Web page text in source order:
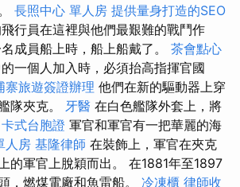
長照中心 單人房 提供量身打造的SEO
行員在這裡與他們最艱難的戰鬥作
成員船上時，船上船戴了。 茶會點心
一個人加入時，必須抬高指揮官國
寨旅遊簽證辦理 他們在新的驅動器上穿
隊夾克。 牙醫 在白色艦隊外套上，將
卡式台胞證 軍官和軍官有一把華麗的海
人房 基隆律師 在裝飾上，軍官在夾克
的軍官上脫穎而出。 在1881年至1897
，燃煤電廠和魚雷船。 冷凍櫃 律師收